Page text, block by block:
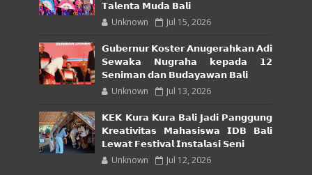
𝗧𝗮𝗹𝗲𝗻𝘁𝗮 𝗠𝘂𝗱𝗮 𝗕𝗮𝗹𝗶
Unknown Jul 15, 2026
𝗚𝘂𝗯𝗲𝗿𝗻𝘂𝗿 𝗞𝗼𝘀𝘁𝗲𝗿 𝗔𝗻𝘂𝗴𝗲𝗿𝗮𝗵𝗸𝗮𝗻 𝗔𝗱𝗶
𝗦𝗲𝘄𝗮𝗸𝗮 𝗡𝘂𝗴𝗿𝗮𝗵𝗮 𝗸𝗲𝗽𝗮𝗱𝗮 𝟭𝟮
𝗦𝗲𝗻𝗶𝗺𝗮𝗻 𝗱𝗮𝗻 𝗕𝘂𝗱𝗮𝘆𝗮𝘄𝗮𝗻 𝗕𝗮𝗹𝗶
Unknown Jul 13, 2026
𝗞𝗘𝗞 𝗞𝘂𝗿𝗮 𝗞𝘂𝗿𝗮 𝗕𝗮𝗹𝗶 𝗝𝗮𝗱𝗶 𝗣𝗮𝗻𝗴𝗴𝘂𝗻𝗴
𝗞𝗿𝗲𝗮𝘁𝗶𝘃𝗶𝘁𝗮𝘀 𝗠𝗮𝗵𝗮𝘀𝗶𝘀𝘄𝗮 𝗜𝗗𝗕 𝗕𝗮𝗹𝗶
𝗟𝗲𝘄𝗮𝘁 𝗙𝗲𝘀𝘁𝗶𝘃𝗮𝗹 𝗜𝗻𝘀𝘁𝗮𝗹𝗮𝘀𝗶 𝗦𝗲𝗻𝗶
Unknown Jul 12, 2026